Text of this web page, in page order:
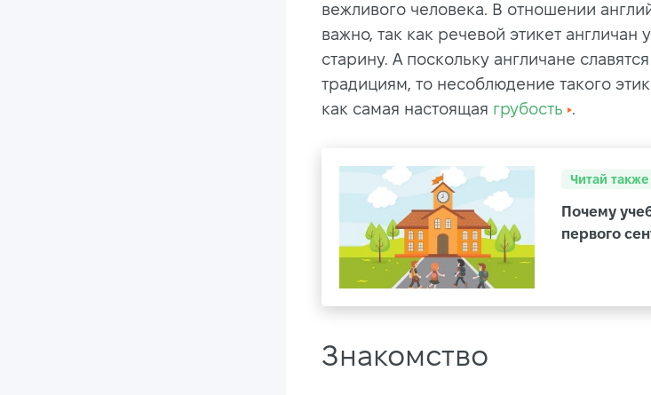
вежливого человека. В отношении
важно, так как речевой этикет англичан
старину. А поскольку англичане
традициям, то несоблюдение такого
как самая настоящая грубость .
Читай также
Почему
первого
Знакомство